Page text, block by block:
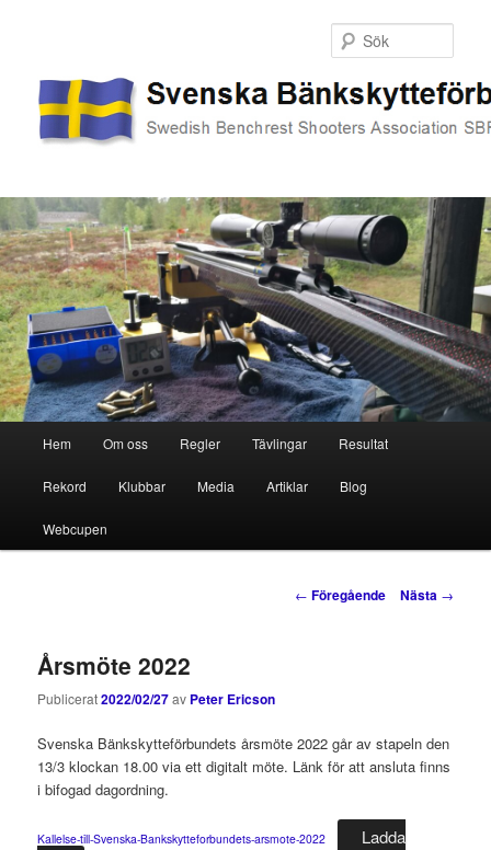
Hoppa
till
primärt
Hoppa
till
sekundärt
Hem Om oss Regler Tävlingar Resultat
Rekord Klubbar Media Artiklar Blog
Webcupen
Inläggsnavigering
← Föregående Nästa →
Årsmöte 2022
Publicerat2022/02/27av Peter Ericson
Svenska Bänkskytteförbundets årsmöte 2022 går av stapeln den
13/3 klockan 18.00 via ett digitalt möte. Länk för att ansluta finns
i bifogad dagordning.
Kallelse-till-Svenska-Bankskytteforbundets-arsmote-2022
Ladda